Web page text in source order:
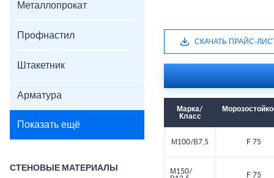
Металлопрокат
Профнастил
Штакетник
Арматура
Показать ещё
СТЕНОВЫЕ МАТЕРИАЛЫ
СКАЧАТЬ ПРАЙС-
Марка/
Класс
М100/В7,5 F 75
М150/
F 75